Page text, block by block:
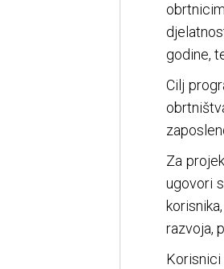
godine,
Cilj
Za
ugovori
razvoja,